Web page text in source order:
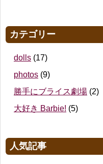
カテゴリー
dolls (17)
photos (9)
勝手にブライス劇場 (2)
大好き Barbie! (5)
人気記事